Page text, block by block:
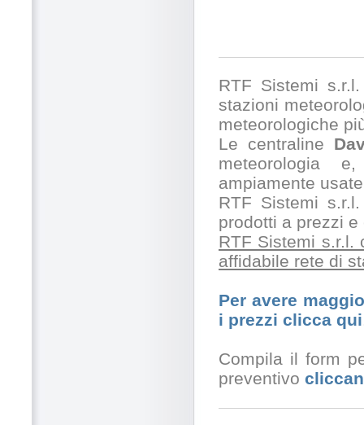
RTF Sistemi
stazioni
meteorologiche
Le centraline
meteorologia
ampiamente
RTF Sistemi
prodotti a prezzi
RTF Sistemi s.r.l.
affidabile rete di
Per avere
i prezzi clicca qui
Compila il form
preventivo